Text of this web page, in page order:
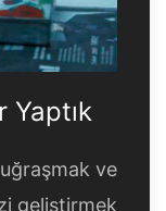
Neler Yaptık
NelerNeler
Yaptık
ve
geliştirmek